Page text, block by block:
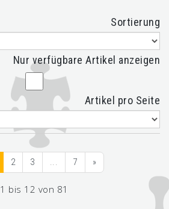
Sortierung
Nur verfügbare Artikel anzeigen
Artikel pro Seite
2 3 ... 7 »
1 bis 12 von 81